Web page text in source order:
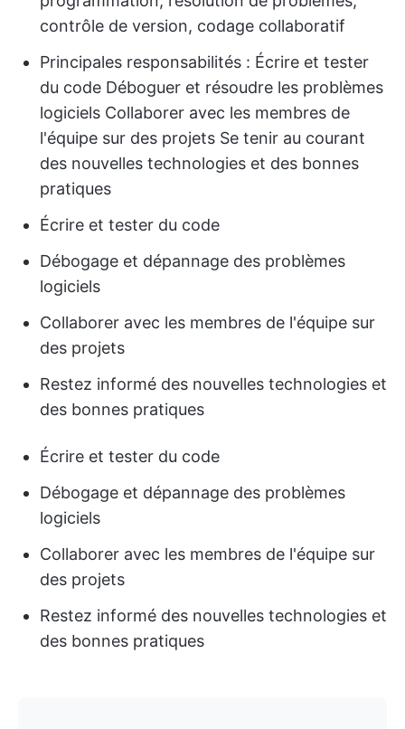
contrôle de version, codage collaboratif
Principales responsabilités : Écrire et tester
du code Déboguer et résoudre les problèmes
logiciels Collaborer avec les membres de
l'équipe sur des projets Se tenir au courant
des nouvelles technologies et des bonnes
pratiques
Écrire et tester du code
Débogage et dépannage des problèmes
logiciels
Collaborer avec les membres de l'équipe sur
des projets
Restez informé des nouvelles technologies et
des bonnes pratiques
Écrire et tester du code
Débogage et dépannage des problèmes
logiciels
Collaborer avec les membres de l'équipe sur
des projets
Restez informé des nouvelles technologies et
des bonnes pratiques